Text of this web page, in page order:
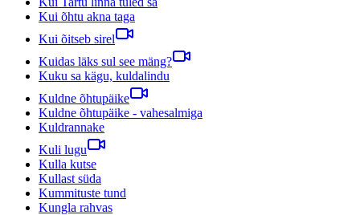
Kui õhtu akna taga
Kui õitseb sirel
Kuidas läks sul see mäng?
Kuku sa kägu, kuldalindu
Kuldne õhtupäike
Kuldne õhtupäike - vahesalmiga
Kuldrannake
Kuli lugu
Kulla kutse
Kullast süda
Kummituste tund
Kungla rahvas